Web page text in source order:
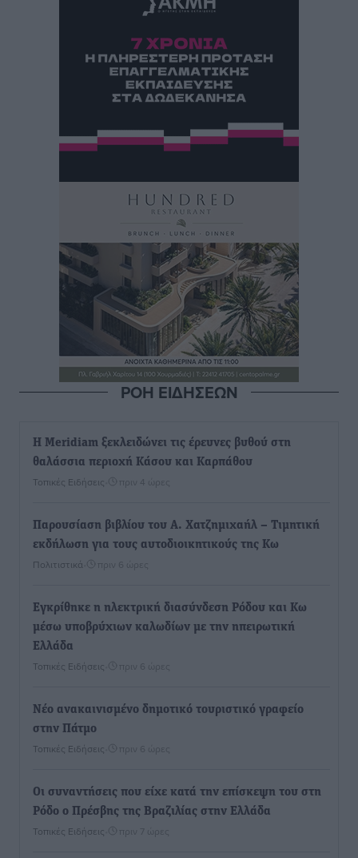
ΡΟΗ ΕΙΔΗΣΕΩΝ
Η Meridiam ξεκλειδώνει τις έρευνες βυθού στη
θαλάσσια περιοχή Κάσου και Καρπάθου
Τοπικές Ειδήσεις πριν 4 ώρες
Παρουσίαση βιβλίου του Α. Χατζημιχαήλ – Τιμητική
εκδήλωση για τους αυτοδιοικητικούς της Κω
Πολιτιστικά πριν 6 ώρες
Εγκρίθηκε η ηλεκτρική διασύνδεση Ρόδου και Κω
μέσω υποβρύχιων καλωδίων με την ηπειρωτική
Ελλάδα
Τοπικές Ειδήσεις πριν 6 ώρες
Νέο ανακαινισμένο δημοτικό τουριστικό γραφείο
στην Πάτμο
Τοπικές Ειδήσεις πριν 6 ώρες
Οι συναντήσεις που είχε κατά την επίσκεψη του στη
Ρόδο ο Πρέσβης της Βραζιλίας στην Ελλάδα
Τοπικές Ειδήσεις πριν 7 ώρες